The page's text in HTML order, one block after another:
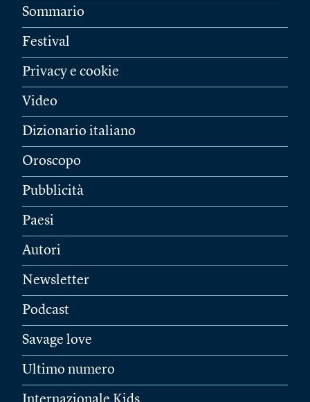
Sommario
Festival
Privacy e cookie
Video
Dizionario italiano
Oroscopo
Pubblicità
Paesi
Autori
Newsletter
Podcast
Savage love
Ultimo numero